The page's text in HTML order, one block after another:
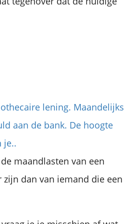
lening. Maandelijks
aan de bank. De hoogte
je..
maandlasten van een
dan van iemand die een